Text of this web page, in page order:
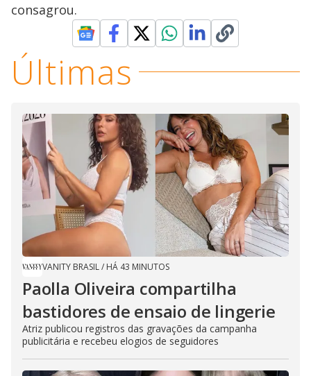
consagrou.
Últimas
VANITY BRASIL/ HÁ 43 MINUTOS
Paolla Oliveira compartilha
bastidores de ensaio de lingerie
Atriz publicou registros das gravações da campanha
publicitária e recebeu elogios de seguidores